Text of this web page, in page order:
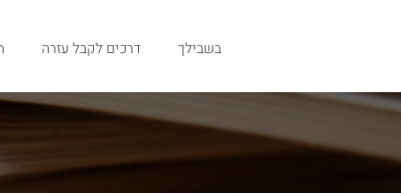
בשבילך דרכים לקבל עזרה